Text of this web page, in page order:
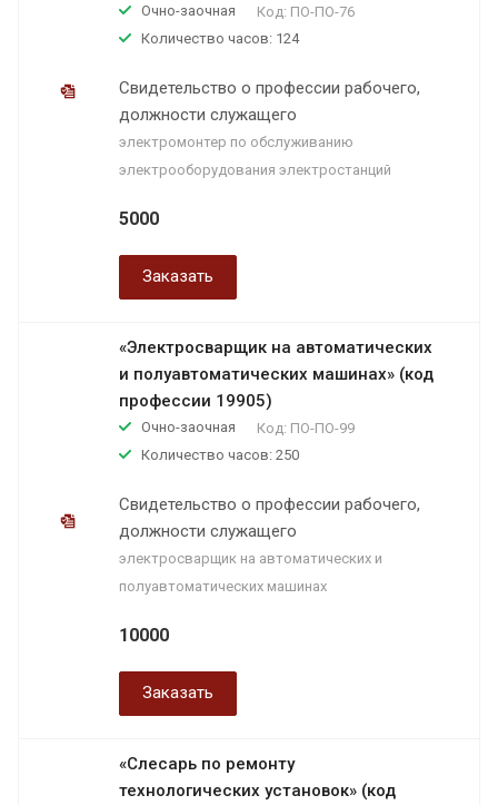
Очно-заочная Код: ПО-ПО-76
Количество часов: 124
Свидетельство о профессии рабочего,
должности служащего
электромонтер по обслуживанию
электрооборудования электростанций
5000
Заказать
«Электросварщик на автоматических
и полуавтоматических машинах» (код
профессии 19905)
Очно-заочная Код: ПО-ПО-99
Количество часов: 250
Свидетельство о профессии рабочего,
должности служащего
электросварщик на автоматических и
полуавтоматических машинах
10000
Заказать
«Слесарь по ремонту
технологических установок» (код